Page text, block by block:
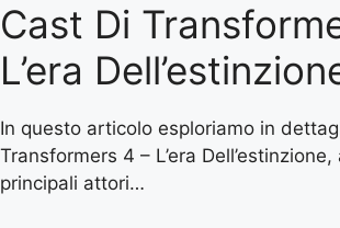
Cast Di
L’era
In questo articolo esploriamo in
Transformers 4 – L’era
principali attori…